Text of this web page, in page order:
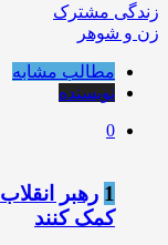
زندگی مشترک
زن و شوهر
مطالب مشابه
نویسنده
0
1 رهبر
کمک کنند